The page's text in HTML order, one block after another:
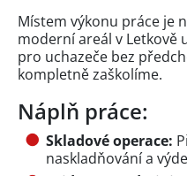
Místem výkonu práce je
moderní areál v Letkově
pro uchazeče bez
kompletně zaškolíme.
Náplň práce:
Skladové operace:
naskladňování a